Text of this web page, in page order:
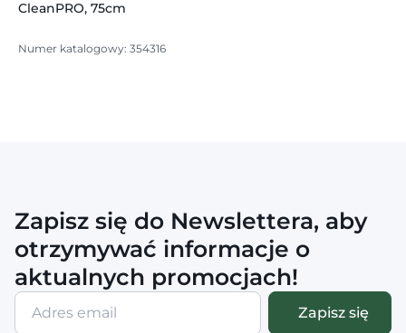
CleanPRO, 75cm
Numer katalogowy: 354316
Zapisz się do Newslettera, aby
otrzymywać informacje o
aktualnych promocjach!
Adres
email
Zapisz się